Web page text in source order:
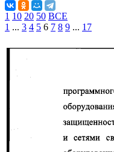
1 10 20 50 ВСЕ
1 ... 3 4 5 6 7 8 9 ... 17